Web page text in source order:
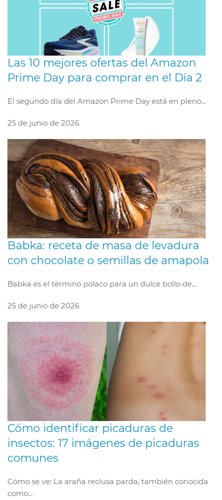
Las 10 mejores ofertas del Amazon
Prime Day para comprar en el Día 2
El segundo día del Amazon Prime Day está en pleno...
25 de junio de 2026
Babka: receta de masa de levadura
con chocolate o semillas de amapola
Babka es el término polaco para un dulce bollo de...
25 de junio de 2026
Cómo identificar picaduras de
insectos: 17 imágenes de picaduras
comunes
Cómo se ve: La araña reclusa parda, también conocida
como...